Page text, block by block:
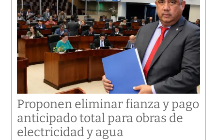
Proponen eliminar fianza y pago
anticipado total para obras de
electricidad y agua